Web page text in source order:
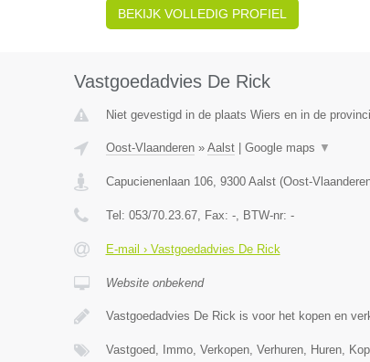
BEKIJK VOLLEDIG PROFIEL
Vastgoedadvies De Rick
Niet gevestigd in de plaats Wiers en in de
Oost-Vlaanderen» Aalst| Google maps ▼
Capucienenlaan 106, 9300 Aalst(Oost-
Tel: 053/70.23.67, Fax: -, BTW-nr: -
E-mail › Vastgoedadvies De Rick
Website onbekend
Vastgoedadvies De Rick is voor het kopen en
Vastgoed, Immo, Verkopen, Verhuren, Huren,